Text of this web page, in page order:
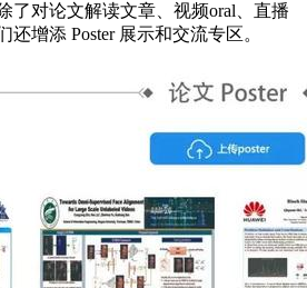
了对论文解读文章、视频oral、直播
增添 Poster 展示和交流专区。